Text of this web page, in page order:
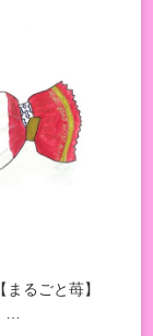
るごと苺】
…